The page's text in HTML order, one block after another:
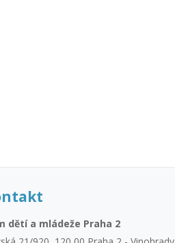
dětí a mládeže Praha 2